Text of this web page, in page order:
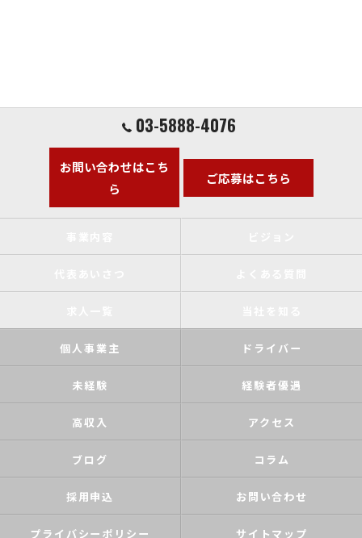
03-5888-4076
お問い合わせはこち
ら
ご応募はこちら
個人事業主 ドライバー
未経験 経験者優遇
高収入 アクセス
ブログ コラム
採用申込 お問い合わせ
プライバシーポリシー サイトマップ